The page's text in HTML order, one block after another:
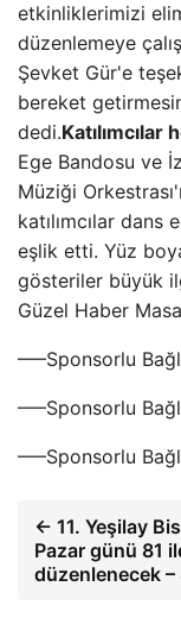
etkinliklerimizi
düzenlemeye
Şevket Gür'e
bereket
dedi.
Ege Bandosu ve
Müziği
katılımcılar
eşlik etti. Yüz
gösteriler büyük
Güzel Haber
—–Sponsorlu
—–Sponsorlu
—–Sponsorlu
← 11. Yeşilay
Pazar günü 81
düzenlenecek –